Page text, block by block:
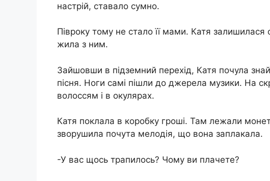
настрій, ставало сумно.
Півроку тому не стало її мами. Катя
жила з ним.
Зайшовши в підземний перехід, Катя почула
пісня. Ноги самі пішли до джерела музики. На
волоссям і в окулярах.
Катя поклала в коробку гроші. Там лежали
зворушила почута мелодія, що вона заплакала.
-У вас щось трапилось? Чому ви плачете?